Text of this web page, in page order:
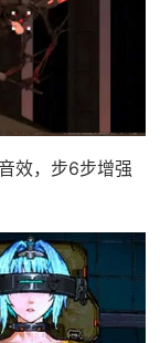
效，步6步增强